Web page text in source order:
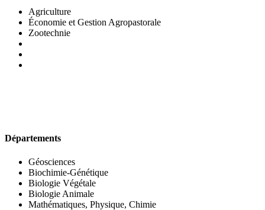
Agriculture
Économie et Gestion Agropastorale
Zootechnie
Départements
Géosciences
Biochimie-Génétique
Biologie Végétale
Biologie Animale
Mathématiques, Physique, Chimie